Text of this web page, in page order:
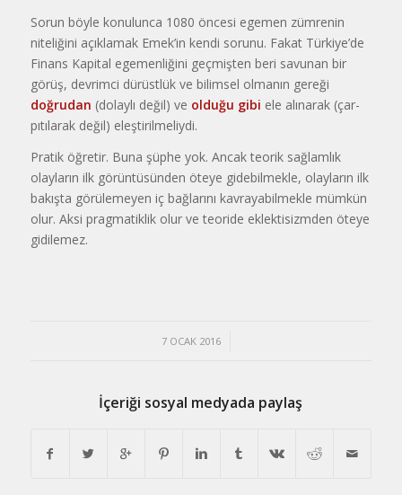
Sorun böyle konulunca 1080 öncesi egemen zümrenin
niteliğini açıklamak Emek’in kendi sorunu. Fakat Türkiye’de
Finans Kapital egemenliğini geçmişten beri savunan bir
görüş, devrimci dürüstlük ve bilimsel olmanın gereği
doğrudan (dolaylı değil) ve olduğu gibi ele alınarak (çar­
pıtılarak değil) eleştirilmeliydi.
Pratik öğretir. Buna şüphe yok. Ancak teorik sağlamlık
olayların ilk görüntüsünden öteye gidebilmekle, olayların ilk
bakışta görülemeyen iç bağlarını kavrayabilmekle mümkün
olur. Aksi pragmatiklik olur ve teoride eklektisizmden öteye
gidilemez.
7 OCAK 2016
/
İçeriği sosyal medyada paylaş